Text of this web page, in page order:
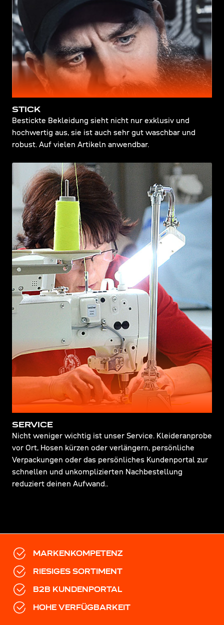
STICK
Bestickte Bekleidung sieht nicht nur exklusiv und
hochwertig aus, sie ist auch sehr gut waschbar und
robust. Auf vielen Artikeln anwendbar.
SERVICE
Nicht weniger wichtig ist unser Service. Kleideranprobe
vor Ort, Hosen kürzen oder verlängern, persönliche
Verpackungen oder das persönliches Kundenportal zur
schnellen und unkomplizierten Nachbestellung
reduziert deinen Aufwand..
MARKENKOMPETENZ
RIESIGES SORTIMENT
B2B KUNDENPORTAL
HOHE VERFÜGBARKEIT